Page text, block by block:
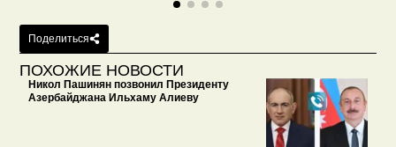
Поделиться
ПОХОЖИЕ НОВОСТИ
Никол Пашинян позвонил Президенту
Азербайджана Ильхаму Алиеву